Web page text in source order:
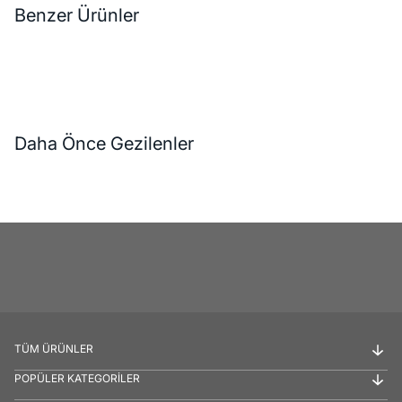
Benzer Ürünler
Daha Önce Gezilenler
TÜM ÜRÜNLER
POPÜLER KATEGORİLER